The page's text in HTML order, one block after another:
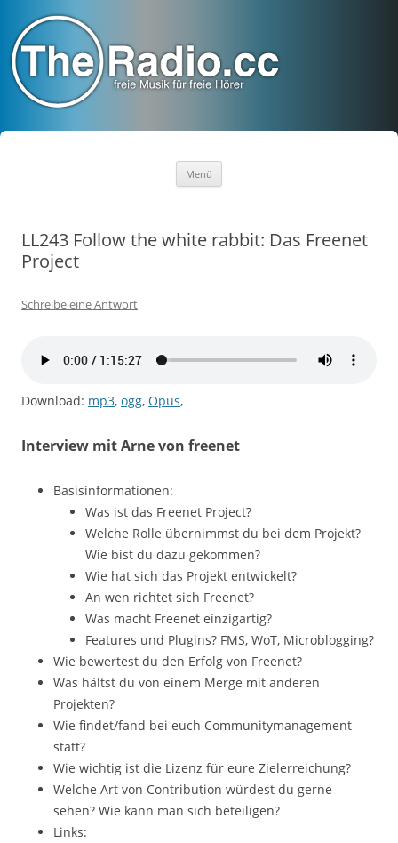
Menü
LL243 Follow the white rabbit: Das Freenet
Project
Schreibe eine Antwort
Download: mp3, ogg, Opus,
Interview mit Arne von freenet
Basisinformationen:
Was ist das Freenet Project?
Welche Rolle übernimmst du bei dem Projekt?
Wie bist du dazu gekommen?
Wie hat sich das Projekt entwickelt?
An wen richtet sich Freenet?
Was macht Freenet einzigartig?
Features und Plugins? FMS, WoT, Microblogging?
Wie bewertest du den Erfolg von Freenet?
Was hältst du von einem Merge mit anderen
Projekten?
Wie findet/fand bei euch Communitymanagement
statt?
Wie wichtig ist die Lizenz für eure Zielerreichung?
Welche Art von Contribution würdest du gerne
sehen? Wie kann man sich beteiligen?
Links: